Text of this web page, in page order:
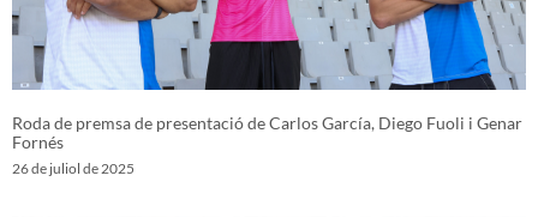
Roda de premsa de presentació de Carlos García, Diego Fuoli i Genar
Fornés
26 de juliol de 2025